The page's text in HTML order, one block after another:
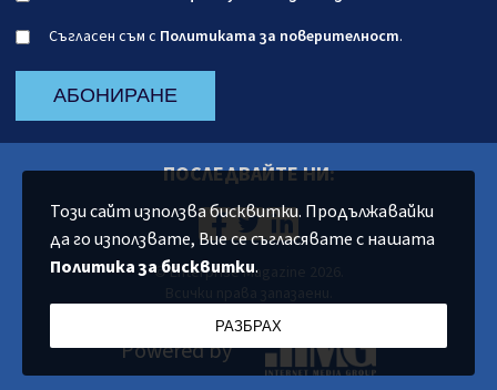
Съгласен съм с Политиката за поверителност.
АБОНИРАНЕ
ПОСЛЕДВАЙТЕ НИ:
© Enterprise Magazine 2026.
Powered by
Този сайт използва бисквитки. Продължавайки
да го използвате, Вие се съгласявате с нашата
Политика за бисквитки.
РАЗБРАХ